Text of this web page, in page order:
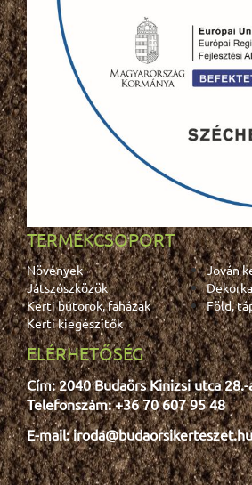
TERMÉKCSOPORT
Növények
Jován
Játszószközök
Kerti bútorok, faházak
Föld,
Kerti kiegészítők
ELÉRHETŐSÉG
Cím: 2040 Budaörs Kinizsi utca
Telefonszám: +36 70 607 95 48
E-mail: iroda@budaorsikerteszet.hu